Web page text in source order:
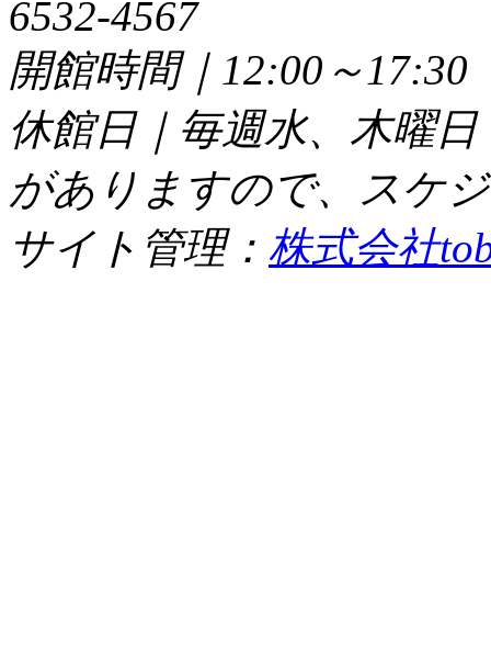
6532-4567
開館時間｜12:00～
休館日｜毎週水、木曜
がありますので、スケ
サイト管理： 株式会社